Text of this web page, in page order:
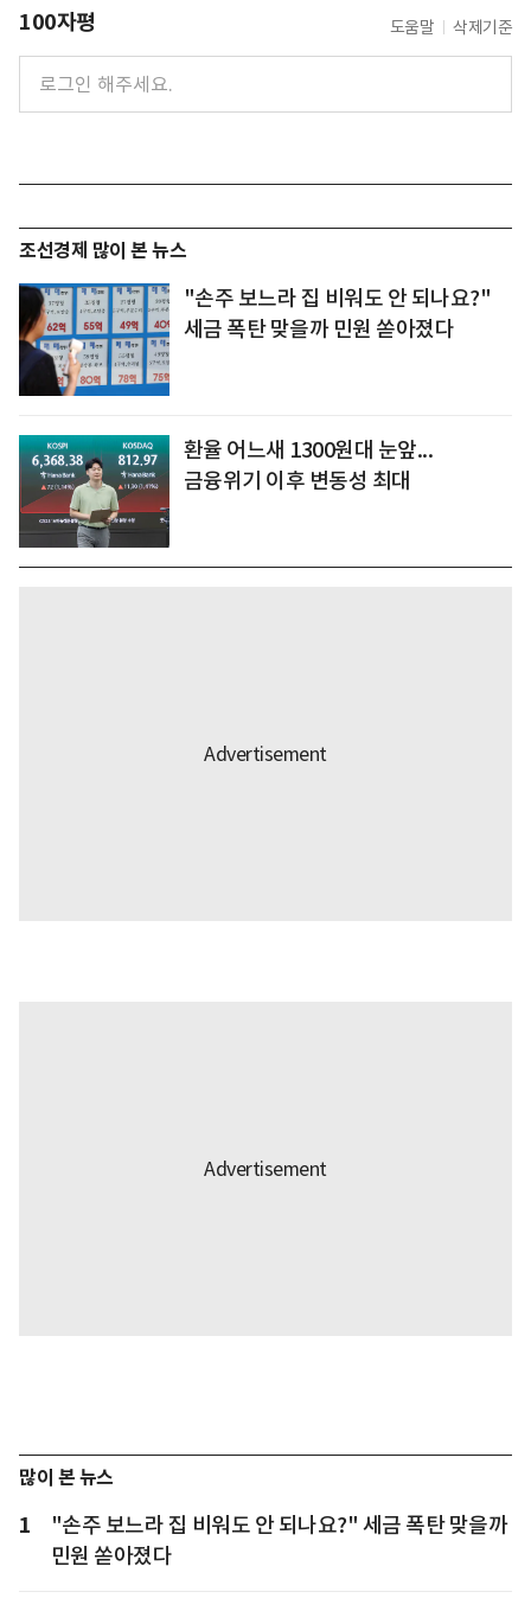
100자평 도움말 삭제기준
조선경제 많이 본 뉴스
"손주 보느라 집 비워도 안 되나요?"
세금 폭탄 맞을까 민원 쏟아졌다
환율 어느새 1300원대 눈앞...
금융위기 이후 변동성 최대
많이 본 뉴스
1
"손주 보느라 집 비워도 안 되나요?" 세금 폭탄 맞을까
민원 쏟아졌다